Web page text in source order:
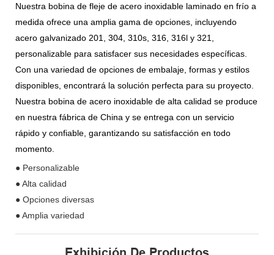
Nuestra bobina de fleje de acero inoxidable laminado en frío a
medida ofrece una amplia gama de opciones, incluyendo
acero galvanizado 201, 304, 310s, 316, 316l y 321,
personalizable para satisfacer sus necesidades específicas.
Con una variedad de opciones de embalaje, formas y estilos
disponibles, encontrará la solución perfecta para su proyecto.
Nuestra bobina de acero inoxidable de alta calidad se produce
en nuestra fábrica de China y se entrega con un servicio
rápido y confiable, garantizando su satisfacción en todo
momento.
● Personalizable
● Alta calidad
● Opciones diversas
● Amplia variedad